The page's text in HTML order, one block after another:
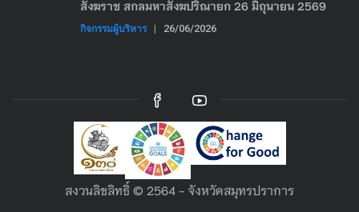
สังฆราช สกลมหาสังฆปริณายก 26 มิถุนายน 2569
กิจกรรมผู้บริหาร | 26/06/2026
สงวนลิขลิทธิ์ © 2564 - จังหวัดสมุทรปราการ